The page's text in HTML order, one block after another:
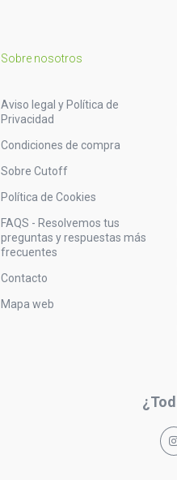
Sobre nosotros
Aviso legal y Política de
Privacidad
Condiciones de compra
Sobre Cutoff
Política de Cookies
FAQS - Resolvemos tus
preguntas y respuestas más
frecuentes
Contacto
Mapa web